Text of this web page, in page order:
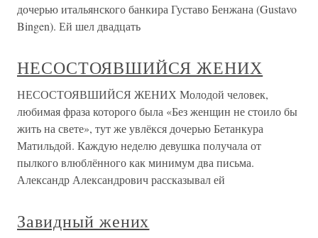
дочерью итальянского банкира Густаво Бенжана (Gustavo
Bingen). Ей шел двадцать
НЕСОСТОЯВШИЙСЯ ЖЕНИХ
НЕСОСТОЯВШИЙСЯ ЖЕНИХ Молодой человек,
любимая фраза которого была «Без женщин не стоило бы
жить на свете», тут же увлёкся дочерью Бетанкура
Матильдой. Каждую неделю девушка получала от
пылкого влюблённого как минимум два письма.
Александр Александрович рассказывал ей
Завидный жених